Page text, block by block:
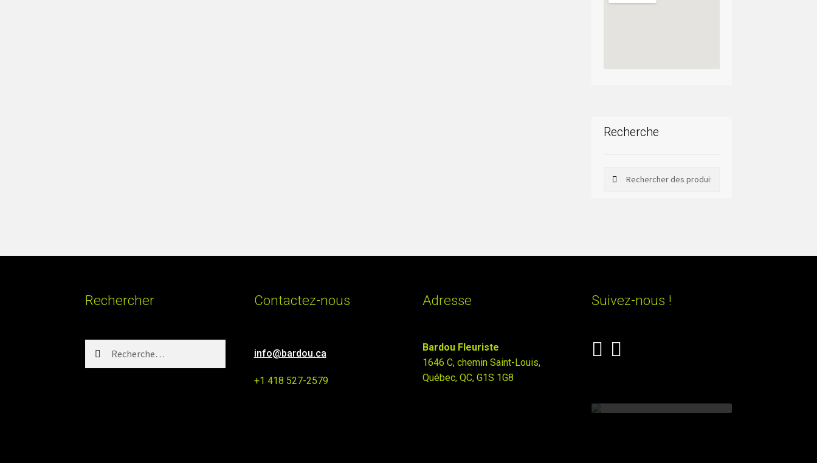
Recherche
Rechercher Contactez-nous
info@bardou.ca
+1 418 527-2579
Adresse
Bardou Fleuriste
1646 C, chemin Saint-Louis,
Québec, QC, G1S 1G8
Suivez-nous !